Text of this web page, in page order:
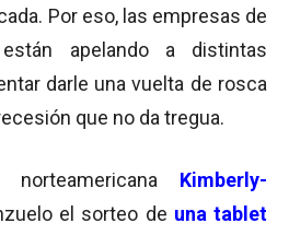
Por eso, las empresas de
apelando a distintas
darle una vuelta de rosca
que no da tregua.
Kimberly-
el sorteo de una tablet